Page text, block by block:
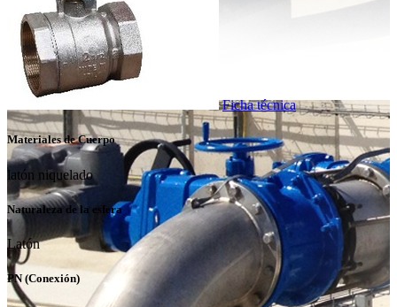
Ficha técnica
Materiales de Cuerpo
latón niquelado
Naturaleza de la esfera
Latón
PN (Conexión)